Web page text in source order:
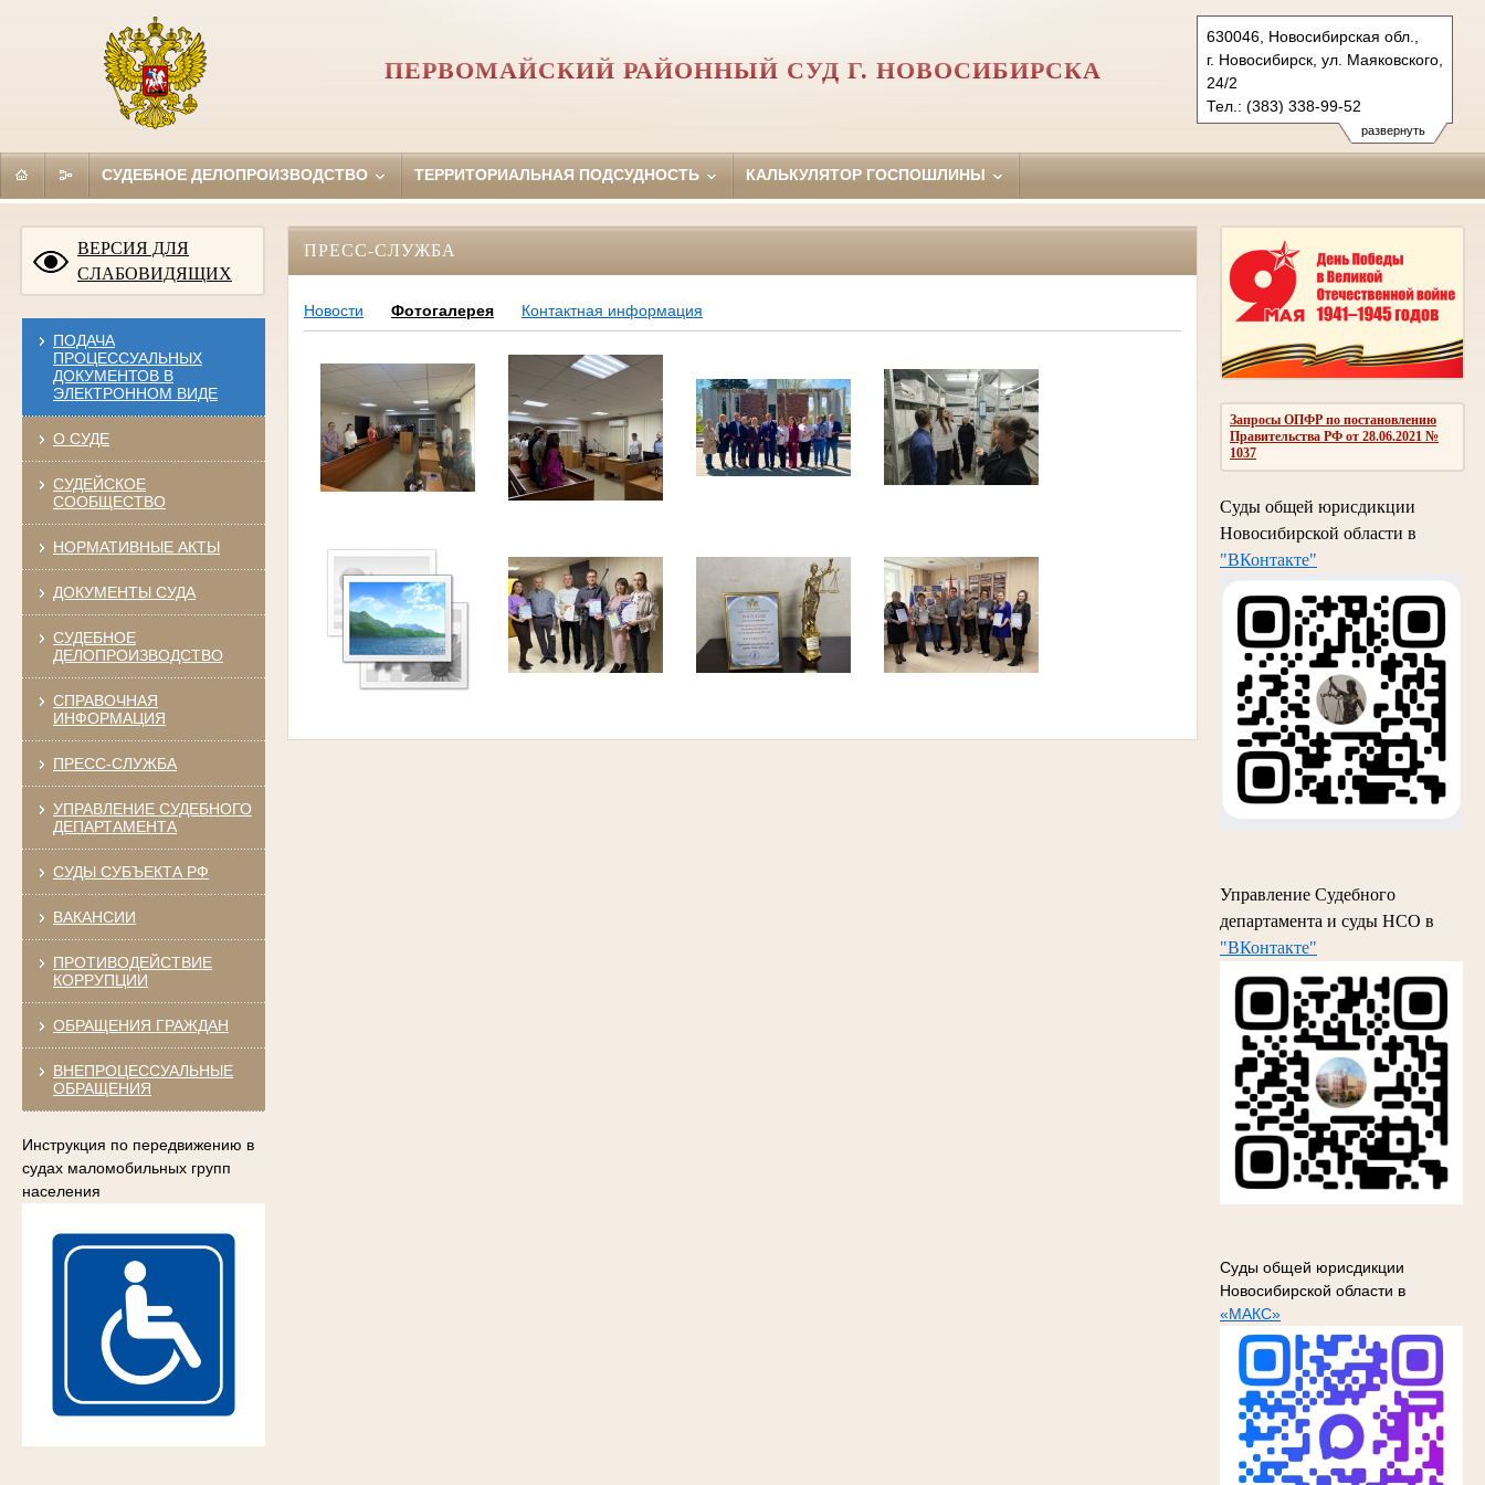
развернуть
630046, Новосибирская обл.,
г. Новосибирск, ул. Маяковского,
24/2
Тел.: (383) 338-99-52
(383) 338-99-49
(383) 338-99-51, 338-99-56
ПЕРВОМАЙСКИЙ РАЙОННЫЙ СУД Г. НОВОСИБИРСКА
СУДЕБНОЕ ДЕЛОПРОИЗВОДСТВО ТЕРРИТОРИАЛЬНАЯ ПОДСУДНОСТЬ КАЛЬКУЛЯТОР ГОСПОШЛИНЫ
ВЕРСИЯ ДЛЯ
СЛАБОВИДЯЩИХ
ПОДАЧА
ПРОЦЕССУАЛЬНЫХ
ДОКУМЕНТОВ В
ЭЛЕКТРОННОМ ВИДЕ
О СУДЕ
СУДЕЙСКОЕ
СООБЩЕСТВО
НОРМАТИВНЫЕ АКТЫ
ДОКУМЕНТЫ СУДА
СУДЕБНОЕ
ДЕЛОПРОИЗВОДСТВО
СПРАВОЧНАЯ
ИНФОРМАЦИЯ
ПРЕСС-СЛУЖБА
УПРАВЛЕНИЕ СУДЕБНОГО
ДЕПАРТАМЕНТА
СУДЫ СУБЪЕКТА РФ
ВАКАНСИИ
ПРОТИВОДЕЙСТВИЕ
КОРРУПЦИИ
ОБРАЩЕНИЯ ГРАЖДАН
ВНЕПРОЦЕССУАЛЬНЫЕ
ОБРАЩЕНИЯ
Инструкция по передвижению в
судах маломобильных групп
населения
Запросы ОПФР по постановлению
Правительства РФ от 28.06.2021 №
1037
Суды общей юрисдикции
Новосибирской области в
"ВКонтакте"
Управление Судебного
департамента и суды НСО в
"ВКонтакте"
Суды общей юрисдикции
Новосибирской области в
«МАКС»
ПРЕСС-СЛУЖБА
Новости Фотогалерея Контактная информация